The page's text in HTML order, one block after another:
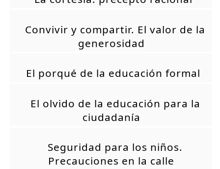
Convivir y compartir. El valor de la
generosidad
El porqué de la educación formal
El olvido de la educación para la
ciudadanía
Seguridad para los niños.
Precauciones en la calle